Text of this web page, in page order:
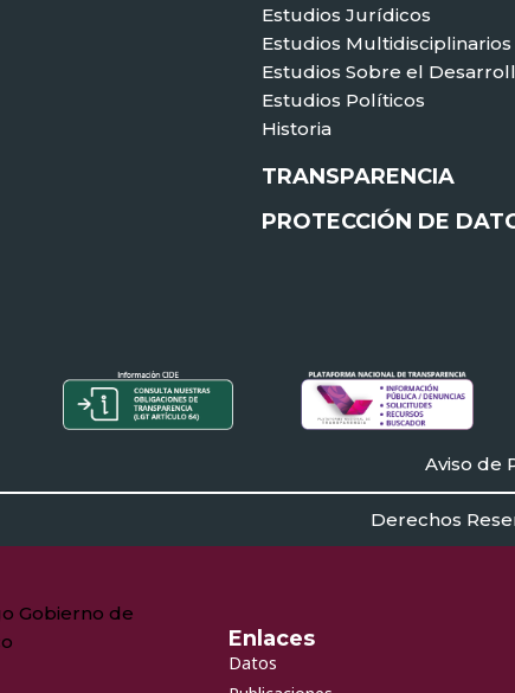
Estudios Jurídicos
Estudios Multidisciplinarios
Estudios Sobre el
Estudios Políticos
Historia
TRANSPARENCIA
PROTECCIÓN DE
Aviso de
Derechos
Enlaces
Datos